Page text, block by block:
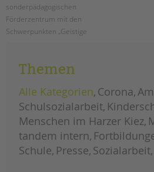
sonderpädagogischen
Förderzentrum mit den
Schwerpunkten „Geistige
„LIEBESLEBEN“ statt.
weiterlesenpestalozzi-
schule:
drei
tage
für
sexuelle
gesundheit
und
aufklärung
Themen
Alle Kategorien Corona
Schulsozialarbeit
Menschen im Harzer Kiez
tandem intern
Schule Presse Sozialarbeit